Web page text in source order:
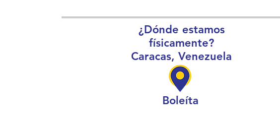
¿Dónde estamos
físicamente?
Caracas, Venezuela
Boleíta